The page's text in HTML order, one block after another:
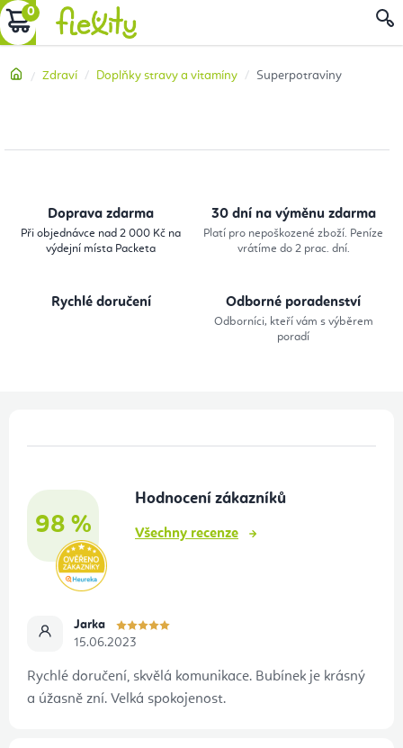
Přejít
na
NÁKUPNÍ
DomůZdraví Doplňky stravy a vitamíny Superpotraviny
Doprava zdarma
Při objednávce nad 2 000 Kč na
výdejní místa Packeta
30 dní na výměnu zdarma
Platí pro nepoškozené zboží. Peníze
vrátíme do 2 prac. dní.
Rychlé doručení Odborné poradenství
Odborníci, kteří vám s výběrem
poradí
98 %
Hodnocení zákazníků
Všechny recenze
Jarka
15.06.2023
Rychlé doručení, skvělá komunikace. Bubínek je krásný
a úžasně zní. Velká spokojenost.